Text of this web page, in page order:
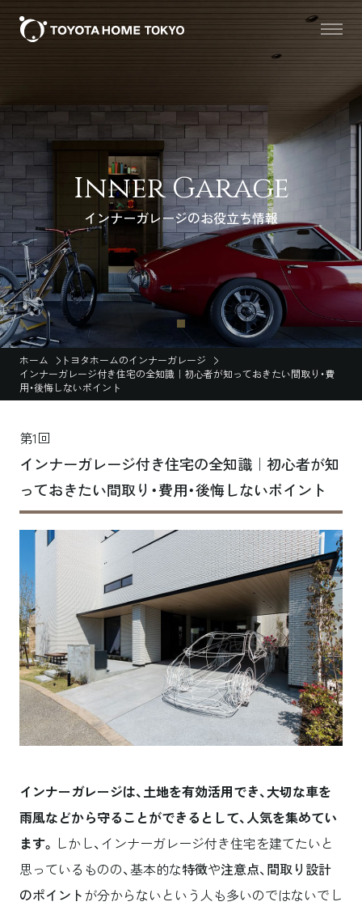
Inner Garage
インナーガレージのお役立ち情報
ホーム
トヨタホームのインナーガレージ
インナーガレージ付き住宅の全知識｜初心者が知っておきたい間取り・費
用・後悔しないポイント
第1回
インナーガレージ付き住宅の全知識｜初心者が知
っておきたい間取り・費用・後悔しないポイント
インナーガレージは、土地を有効活用でき、大切な車を
雨風などから守ることができるとして、人気を集めてい
ます。 しかし、インナーガレージ付き住宅を建てたいと
思っているものの、基本的な特徴や注意点、間取り設計
のポイントが分からないという人も多いのではないでし